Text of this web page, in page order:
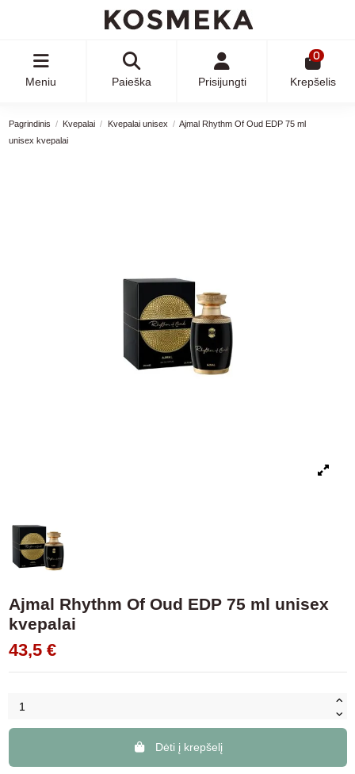
Meniu Paieška Prisijungti
0
Krepšelis
Pagrindinis Kvepalai Kvepalai unisex
Ajmal Rhythm Of Oud EDP 75 ml
unisex kvepalai
Ajmal Rhythm Of Oud EDP 75 ml unisex
kvepalai
43,5 €
Dėti į krepšelį